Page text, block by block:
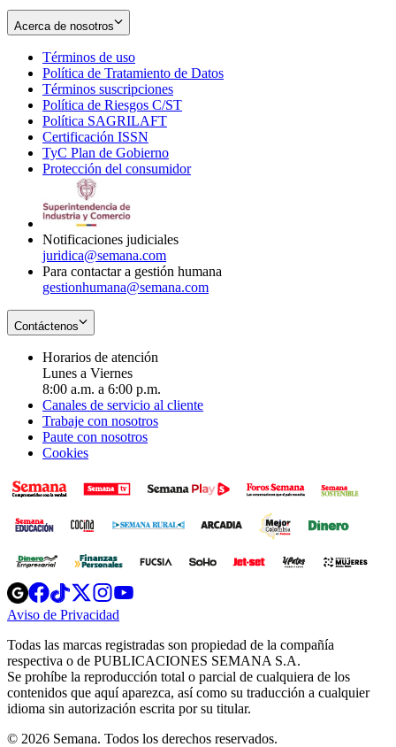
Acerca de nosotros
Términos de uso
in
new
window
Política de Tratamiento de Datos
Términos suscripciones
in
Política de Riesgos C/ST
Política SAGRILAFT
new
window
Certificación ISSN
in
new
TyC Plan de Gobierno
in
Protección del consumidorOpens
Notificaciones judiciales
juridica@semana.com
Para contactar a gestión humana
gestionhumana@semana.com
Contáctenos
Horarios de atención
Lunes a Viernes
8:00 a.m. a 6:00 p.m.
Canales de servicio al cliente
Trabaje con nosotros
Paute con nosotros
Cookies
Opens
in
new
Opens
in
new
Opens
in
new
window
Opens
new
windowwindow
Aviso de Privacidad
new
window
Todas las marcas registradas son propiedad de la compañía
respectiva o de PUBLICACIONES SEMANA S.A.
Se prohíbe la reproducción total o parcial de cualquiera de los
contenidos que aquí aparezca, así como su traducción a cualquier
idioma sin autorización escrita por su titular.
© 2026 Semana. Todos los derechos reservados.